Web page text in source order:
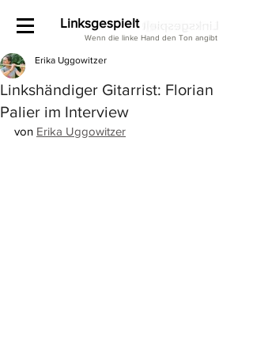
Linksgespielt
Wenn die linke Hand den Ton angibt
Linkshändiger Gitarrist: Florian
Palier im Interview
Erika Uggowitzer
von Erika Uggowitzer